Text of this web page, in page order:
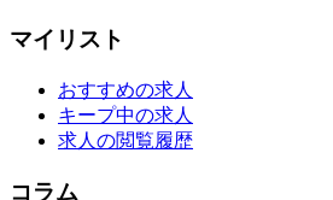
マイリスト
おすすめの求人
キープ中の求人
求人の閲覧履歴
コラム